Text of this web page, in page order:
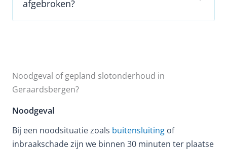
afgebroken?
Noodgeval of gepland slotonderhoud in
Geraardsbergen?
Noodgeval
Bij een noodsituatie zoals buitensluiting of
inbraakschade zijn we binnen 30 minuten ter plaatse